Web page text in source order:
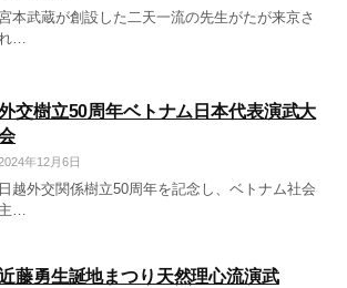
本武蔵が創設した二天一流の先生がたが来京さ
…
交樹立50周年ベトナム日本代表演武大
年12月6日
日越外交関係樹立50周年を記念し、ベトナム社会
主…
藤勇生誕地まつり天然理心流演武